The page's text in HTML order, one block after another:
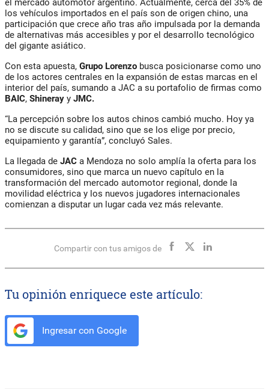
los vehículos importados en el país son de origen chino, una
participación que crece año tras año impulsada por la demanda
de alternativas más accesibles y por el desarrollo tecnológico
del gigante asiático.
Con esta apuesta, Grupo Lorenzo busca posicionarse como uno
de los actores centrales en la expansión de estas marcas en el
interior del país, sumando a JAC a su portafolio de firmas como
BAIC, Shineray y JMC.
“La percepción sobre los autos chinos cambió mucho. Hoy ya
no se discute su calidad, sino que se los elige por precio,
equipamiento y garantía”, concluyó Sales.
La llegada de JAC a Mendoza no solo amplía la oferta para los
consumidores, sino que marca un nuevo capítulo en la
transformación del mercado automotor regional, donde la
movilidad eléctrica y los nuevos jugadores internacionales
comienzan a disputar un lugar cada vez más relevante.
Compartir con tus amigos de
Tu opinión enriquece este artículo:
Ingresar con Google